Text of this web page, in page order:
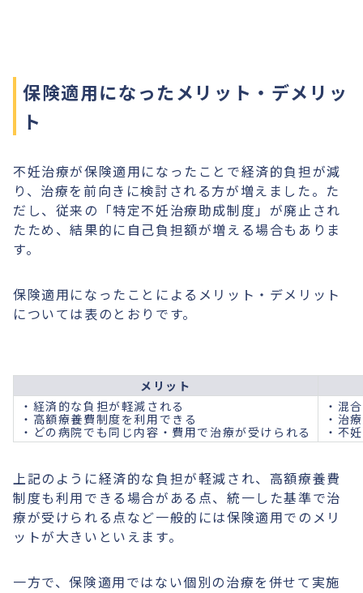
保険適用になったメリット・デメリッ
ト
不妊治療が保険適用になったことで経済的負担が減
り、治療を前向きに検討される方が増えました。た
だし、従来の「特定不妊治療助成制度」が廃止され
たため、結果的に自己負担額が増える場合もありま
す。
保険適用になったことによるメリット・デメリット
については表のとおりです。
メリット
・経済的な負担が軽減される
・高額療養費制度を利用できる
・どの病院でも同じ内容・費用で治療が受けられる
・混
・治
・不
上記のように経済的な負担が軽減され、高額療養費
制度も利用できる場合がある点、統一した基準で治
療が受けられる点など一般的には保険適用でのメリ
ットが大きいといえます。
一方で、保険適用ではない個別の治療を併せて実施